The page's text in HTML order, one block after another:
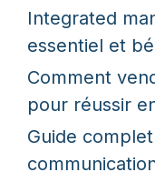
Integrated
essentiel et
Comment
pour réussir
Guide